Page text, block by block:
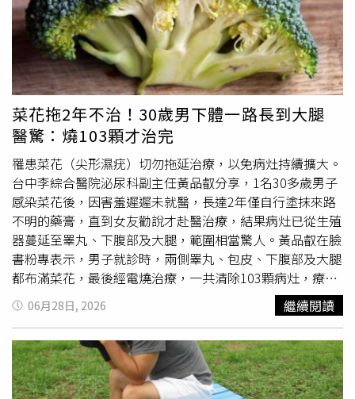
觀或心理因素希望改善，可與醫師討論接受雷射、電燒、冷
凍治療或手術切除等方式處理，但應由專業醫師評估後進
行。此外，他也提醒，切勿自行購買來路不明的藥膏或偏方
塗抹，以免刺激皮膚、引發感染，甚至留下疤痕。平時保持
私密處清潔、維持乾爽，若有包皮過長問題，也可與醫師討
論是否需要接受相關治療。醫師最後呼籲，私密處若出現任
何異常腫塊、突起或皮膚變化，不必過度驚慌，但也不要自
行猜測病因，更不要因害羞而拖延就醫。及早由泌尿科醫師
診斷，才能釐清究竟是良性生理變異，還是需要治療的疾
病，以免延誤病情。
況，不少長者年輕時身體抵抗力良好，並沒有明顯症狀，但
隨著年齡增加，當因疾病住院、長期臥床，或身體免疫力下
降時，過去潛伏在體內的感染可能突然浮現。有些患者檢查
後才發現，生殖器出現的異常病灶竟是多年未被發現的菜
花，甚至是梅毒等性傳染病，原本潛伏數十年，直到身體防
禦能力下降後才開始表現出來。尖銳濕疣主要由人類乳突病
毒（HPV）感染造成。呂謹亨說，雖然菜花相當常見，但大
多數病例只會出現在生殖器外部皮膚或較淺層的黏膜位置。
如果感染一路蔓延至尿道內部這類較不容易受到侵犯的區
域，甚至形成大量病灶且難以治療，醫師通常會高度懷疑患
者可能存在免疫功能低下的情況。他進一步說明，免疫系統
就像人體內部的防衛部隊，負責辨識並清除外來病原體。一
旦免疫功能受到削弱，原本能被控制的病毒、細菌或其他微
生物，就可能趁機大量繁殖。造成免疫力下降的原因包括疾
病與代謝因素，例如HIV（人類免疫缺乏病毒）感染與愛滋
病（AIDS）。HIV會攻擊人體免疫系統中的CD4+ T細胞，使
免疫調節功能逐漸失常，導致身體抵抗感染的能力大幅降
低。此外，控制不佳的糖尿病也是常見因素，長期高血糖環
境會影響血管功能，降低白血球移動與吞噬病原體的能力，
使人體更容易成為細菌與病毒滋生的環境。醫療因素也可能
造成免疫功能下降，例如接受器官移植的患者，為避免身體
菜花拖2年不治！30歲男下體一路長到大腿
醫驚：燒103顆才治完
罹患菜花（尖形濕疣）切勿拖延治療，以免病灶持續擴大。
台中李綜合醫院泌尿科副主任黃品叡分享，1名30多歲男子
感染菜花後，因害羞遲遲未就醫，長達2年僅自行塗抹來路
不明的藥膏，直到女友勸說才赴醫治療，結果病灶已從生殖
器蔓延至睪丸、下腹部及大腿，範圍相當驚人。黃品叡在臉
書粉專表示，男子就診時，兩側睪丸、包皮、下腹部及大腿
都布滿菜花，最後經電燒治療，一共清除103顆病灶，療程
才告一段落。醫師提醒，感染菜花後應掌握3大原則。首
先，務必及早就醫，不要期待病灶自行痊癒，否則可能持續
增生、擴散；其次，不要自行購買藥膏或服用偏方，以免延
誤治療；最後，避免與他人共用洗衣桶、毛巾及衛浴用品，
以降低交叉感染風險。至於不少人擔心共用洗衣機會感染菜
花，黃品叡表示，一般洗衣機搭配洗衣劑清洗後，感染機率
06月28日, 2026 繼續閱讀